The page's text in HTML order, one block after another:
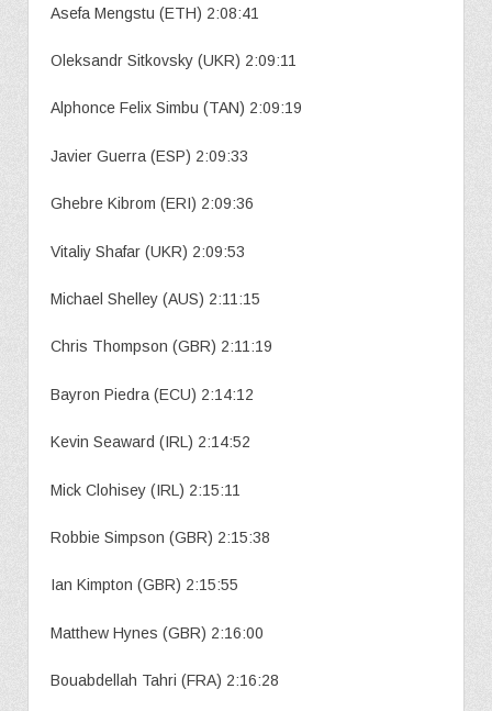
Asefa Mengstu (ETH) 2:08:41
Oleksandr Sitkovsky (UKR) 2:09:11
Alphonce Felix Simbu (TAN) 2:09:19
Javier Guerra (ESP) 2:09:33
Ghebre Kibrom (ERI) 2:09:36
Vitaliy Shafar (UKR) 2:09:53
Michael Shelley (AUS) 2:11:15
Chris Thompson (GBR) 2:11:19
Bayron Piedra (ECU) 2:14:12
Kevin Seaward (IRL) 2:14:52
Mick Clohisey (IRL) 2:15:11
Robbie Simpson (GBR) 2:15:38
Ian Kimpton (GBR) 2:15:55
Matthew Hynes (GBR) 2:16:00
Bouabdellah Tahri (FRA) 2:16:28